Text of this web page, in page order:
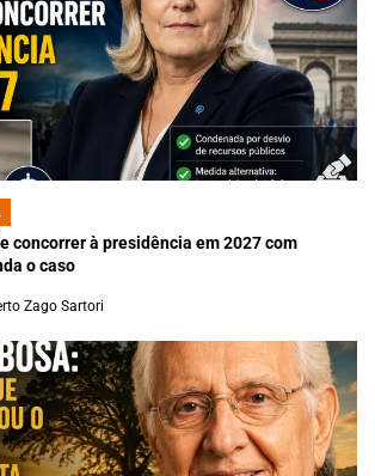
concorrer à presidência em 2027 com
o caso
Zago Sartori